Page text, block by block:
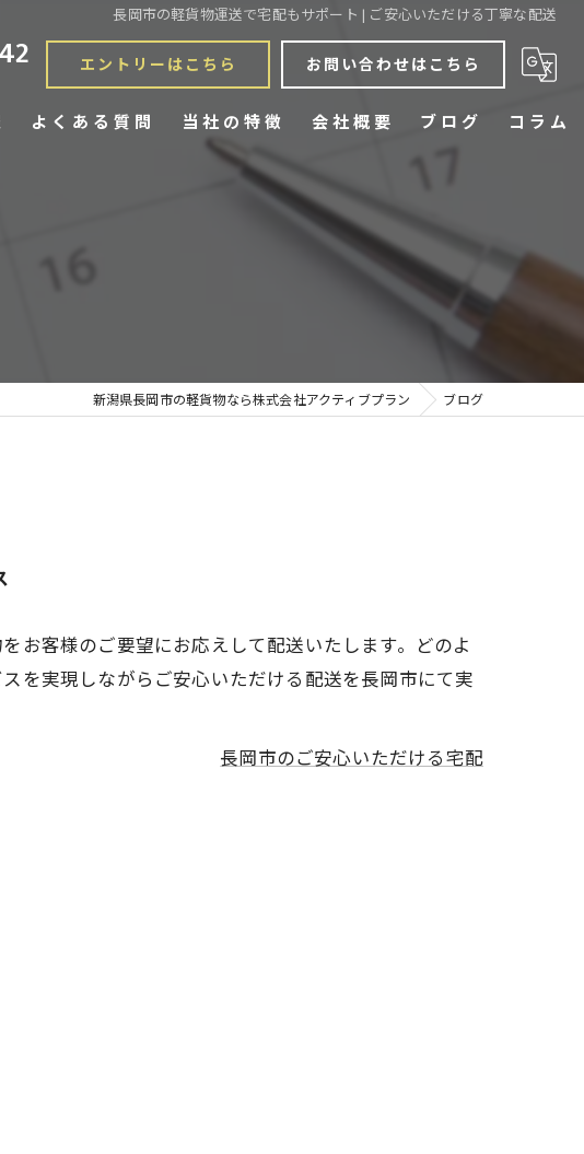
長岡市の軽貨物運送で宅配もサポート | ご安心いただける丁寧な配送
エントリーはこちら お問い合わせはこちら
よくある質問 当社の特徴
業務委託
会社概要 ブログ コラム
新潟県長岡市の軽貨物なら株式会社アクティブプラン ブログ
お客様のご要望にお応えして配送いたします。どのよ
を実現しながらご安心いただける配送を長岡市にて実
長岡市のご安心いただける宅配